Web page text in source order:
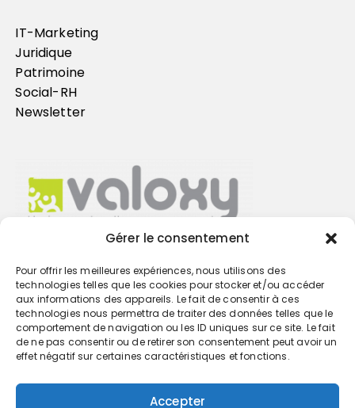
Gérer le consentement
Pour offrir les meilleures expériences, nous utilisons des
technologies telles que les cookies pour stocker et/ou accéder
aux informations des appareils. Le fait de consentir à ces
technologies nous permettra de traiter des données telles que le
comportement de navigation ou les ID uniques sur ce site. Le fait
de ne pas consentir ou de retirer son consentement peut avoir un
effet négatif sur certaines caractéristiques et fonctions.
Accepter
IT-Marketing
Juridique
Patrimoine
Social-RH
Newsletter
Trouvez votre cabinet
GO